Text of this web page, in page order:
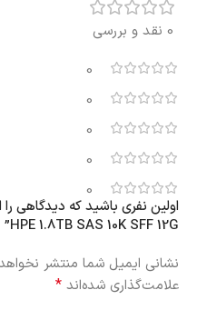
0 نقد و بررسی
0
0
0
0
0
اولین نفری باشید که دیدگاهی
HPE 1.8TB SAS 10K SFF 12G”
نشانی ایمیل شما منتشر
علامت‌گذاری شده‌اند *